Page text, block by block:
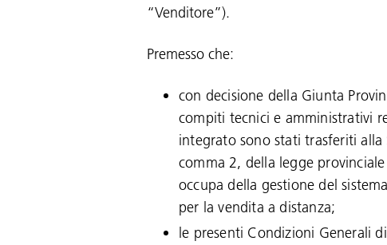
“Venditore”).
Premesso che:
con decisione della Giunta
compiti tecnici e amministrativi
integrato sono stati trasferiti alla
comma 2, della legge
occupa della gestione del
per la vendita a distanza;
le presenti Condizioni Generali